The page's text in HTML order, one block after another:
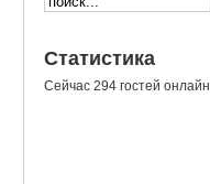
Статистика
Сейчас 294 гостей онлайн